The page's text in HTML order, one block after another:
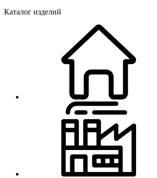
Каталог изделий